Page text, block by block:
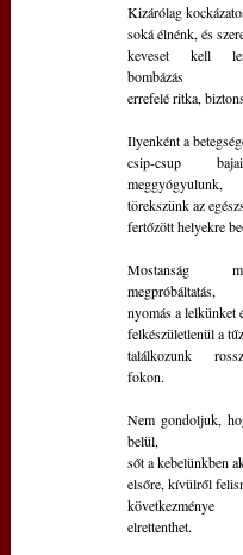
Kizárólag
soká élnénk, és
keveset kell
bombázás
errefelé ritka,
Ilyenként a
csip-csup
meggyógyulunk,
törekszünk az
fertőzött helyekre
Mostanság
megpróbáltatás,
nyomás a lelkünket
felkészületlenül a
találkozunk
fokon.
Nem gondoljuk,
belül,
sőt a kebelünkben
elsőre, kívülről
elrettenthet.